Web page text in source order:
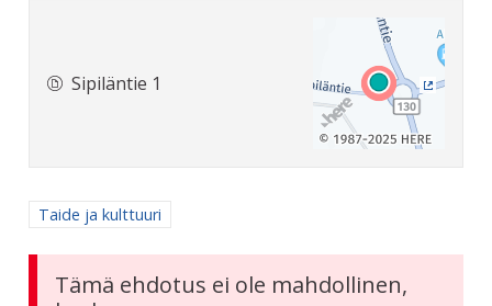
Sipiläntie 1
Rajaa tulokset aihepiirin mukaan: Taide ja kulttuuri
Taide ja kulttuuri
Tämä ehdotus ei ole mahdollinen,